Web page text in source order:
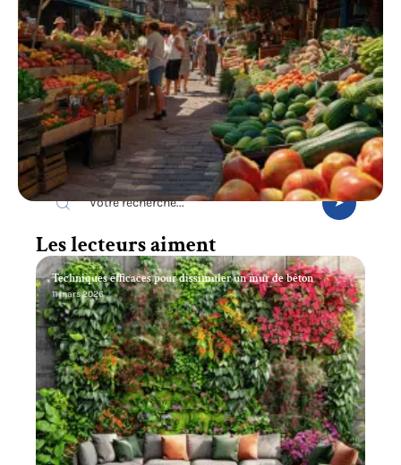
Recherche
Les lecteurs aiment
Techniques efficaces pour dissimuler un mur de béton
11 mars 2026